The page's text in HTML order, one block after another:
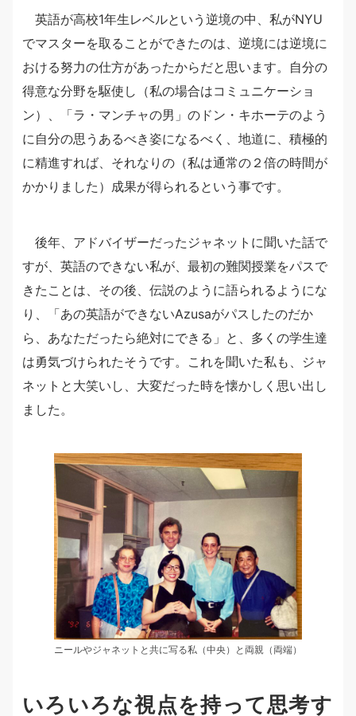
英語が高校1年生レベルという逆境の中、私がNYU
でマスターを取ることができたのは、逆境には逆境に
おける努力の仕方があったからだと思います。自分の
得意な分野を駆使し（私の場合はコミュニケーショ
ン）、「ラ・マンチャの男」のドン・キホーテのよう
に自分の思うあるべき姿になるべく、地道に、積極的
に精進すれば、それなりの（私は通常の２倍の時間が
かかりました）成果が得られるという事です。
後年、アドバイザーだったジャネットに聞いた話で
すが、英語のできない私が、最初の難関授業をパスで
きたことは、その後、伝説のように語られるようにな
り、「あの英語ができないAzusaがパスしたのだか
ら、あなただったら絶対にできる」と、多くの学生達
は勇気づけられたそうです。これを聞いた私も、ジャ
ネットと大笑いし、大変だった時を懐かしく思い出し
ました。
ニールやジャネットと共に写る私（中央）と両親（両端）
いろいろな視点を持って思考す